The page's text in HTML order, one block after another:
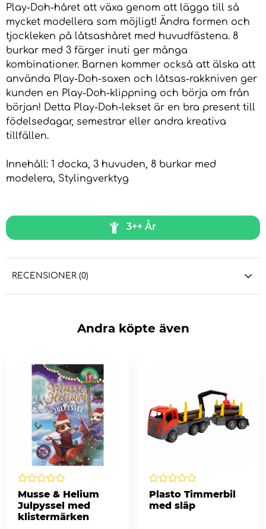
Play-Doh-håret att växa genom att lägga till så
mycket modellera som möjligt! Ändra formen och
tjockleken på låtsashåret med huvudfästena. 8
burkar med 3 färger inuti ger många
kombinationer. Barnen kommer också att älska att
använda Play-Doh-saxen och låtsas-rakkniven ger
kunden en Play-Doh-klippning och börja om från
början! Detta Play-Doh-lekset är en bra present till
födelsedagar, semestrar eller andra kreativa
tillfällen.
Innehåll: 1 docka, 3 huvuden, 8 burkar med
modelera, Stylingverktyg
3++ År
RECENSIONER (0)
Andra köpte även
Musse & Helium
Julpyssel med
klistermärken
Plasto Timmerbil
med släp